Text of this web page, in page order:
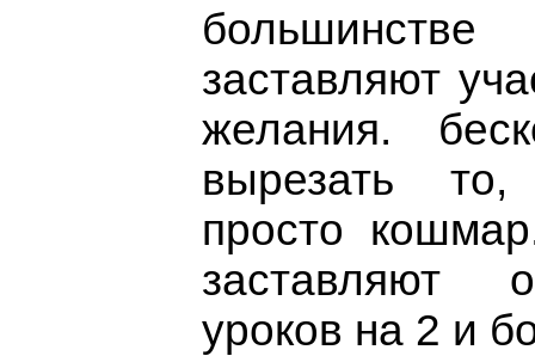
заставляют
желания.
вырезать
просто
заставляют
уроков на 2 и